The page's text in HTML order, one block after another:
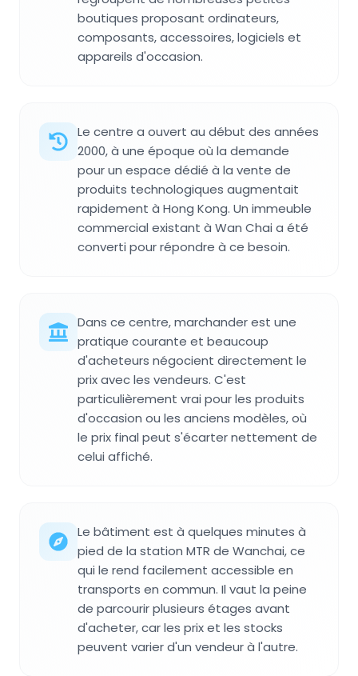
boutiques proposant ordinateurs,
composants, accessoires, logiciels et
appareils d'occasion.
Le centre a ouvert au début des années
2000, à une époque où la demande
pour un espace dédié à la vente de
produits technologiques augmentait
rapidement à Hong Kong. Un immeuble
commercial existant à Wan Chai a été
converti pour répondre à ce besoin.
Dans ce centre, marchander est une
pratique courante et beaucoup
d'acheteurs négocient directement le
prix avec les vendeurs. C'est
particulièrement vrai pour les produits
d'occasion ou les anciens modèles, où
le prix final peut s'écarter nettement de
celui affiché.
Le bâtiment est à quelques minutes à
pied de la station MTR de Wanchai, ce
qui le rend facilement accessible en
transports en commun. Il vaut la peine
de parcourir plusieurs étages avant
d'acheter, car les prix et les stocks
peuvent varier d'un vendeur à l'autre.